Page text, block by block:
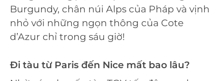
Burgundy, chân núi Alps của Pháp và vịnh
nhỏ với những ngọn thông của Cote
d’Azur chỉ trong sáu giờ!
Đi tàu từ Paris đến Nice mất bao lâu?